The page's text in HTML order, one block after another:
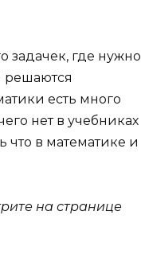
задачек, где нужно
решаются
есть много
нет в учебниках
что в математике и
на странице